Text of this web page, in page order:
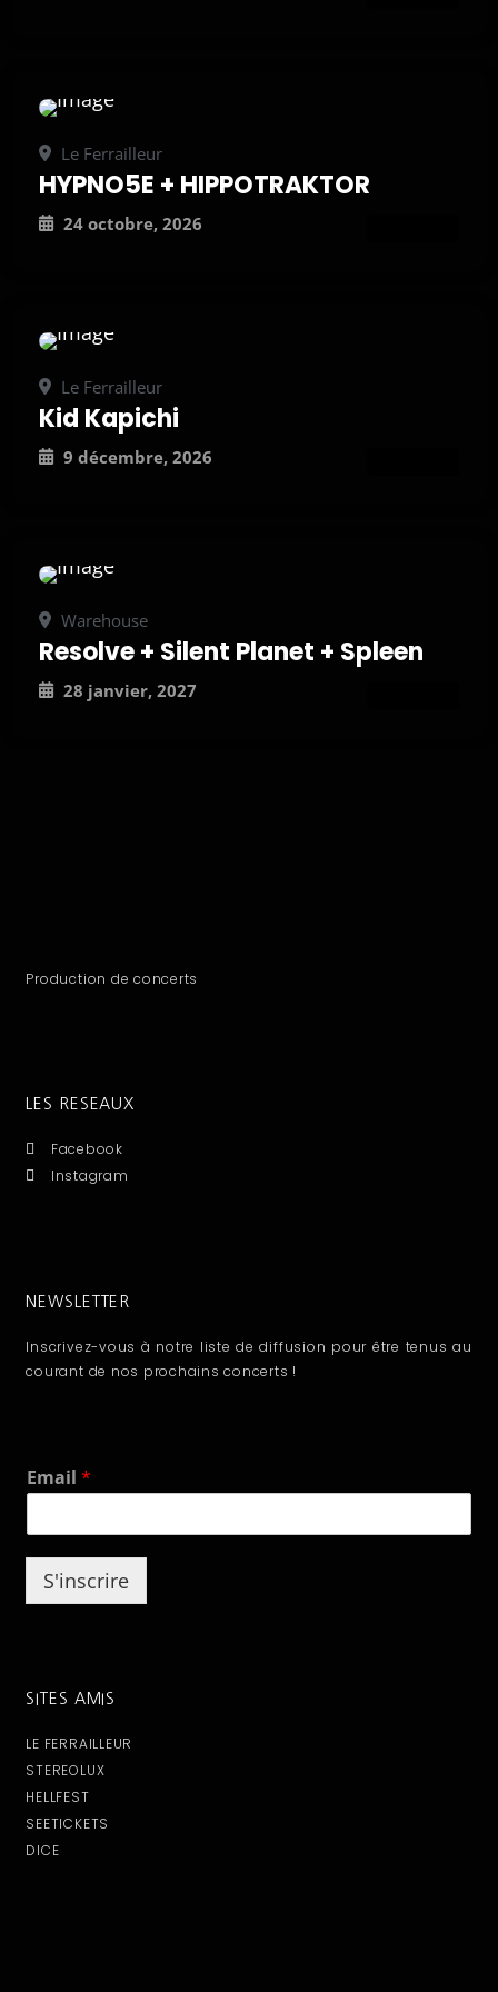
Le Ferrailleur
HYPNO5E + HIPPOTRAKTOR
24 octobre, 2026
Le Ferrailleur
Kid Kapichi
9 décembre, 2026
Warehouse
Resolve + Silent Planet + Spleen
28 janvier, 2027
Production de concerts
LES RESEAUX
Facebook
Instagram
NEWSLETTER
Inscrivez-vous à notre liste de diffusion pour être tenus au
courant de nos prochains concerts !
E
m
i
l
Email*
S'inscrire
SITES AMIS
LE FERRAILLEUR
STEREOLUX
HELLFEST
SEETICKETS
DICE